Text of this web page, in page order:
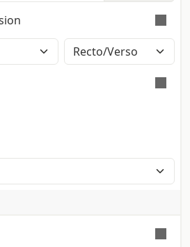
avec méthode
(2400dpi). Les
seront
convertis.
dimensions 7x1 cm
dimension et la couleur du
signature ne sont pas